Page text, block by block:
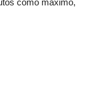
como máximo,